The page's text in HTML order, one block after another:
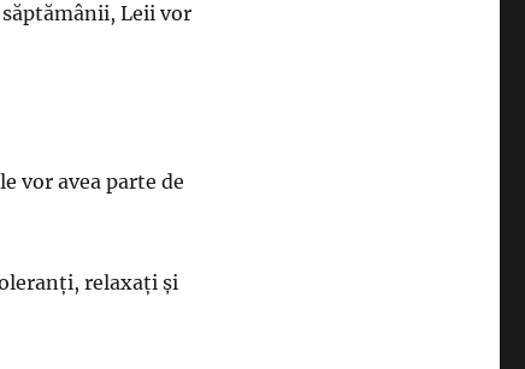
săptămânii, Leii vor
vor avea parte de
relaxați și